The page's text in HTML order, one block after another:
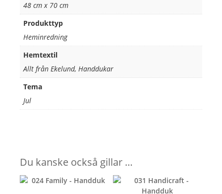
48 cm x 70 cm
Produkttyp
Heminredning
Hemtextil
Allt från Ekelund, Handdukar
Tema
Jul
Du kanske också gillar …